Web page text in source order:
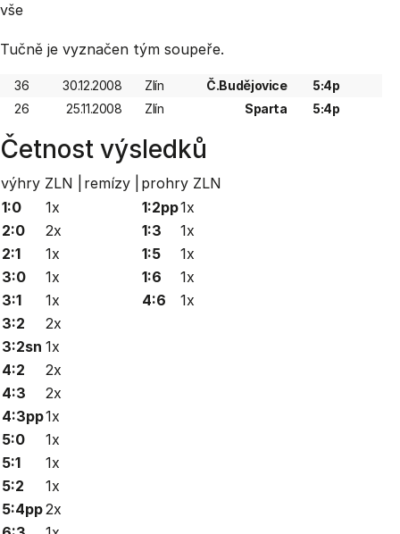
vše
Tučně je vyznačen tým soupeře.
36 30.12.2008 Zlín Č.Budějovice
5:4p
26
25.11.2008 Zlín Sparta 5:4p
Četnost výsledků
výhry ZLN | remízy |
prohry ZLN
1:0
1x
2:0
2x
2:1
1x
3:0
1x
3:1
1x
3:2
2x
3:2sn 1x
4:2
2x
4:3
2x
4:3pp1x
5:0
1x
5:1
1x
5:2
1x
5:4pp2x
1:2pp1x
1:3
1x
1:5
1x
1:6
1x
4:6
1x